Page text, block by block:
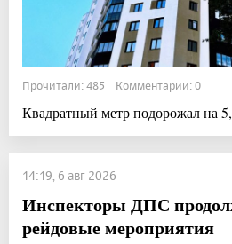
Прочитали: 485 Комментарии: 0
Квадратный метр подорожал на
14:19, 6 авг 2026
Инспекторы ДПС
рейдовые мероприятия